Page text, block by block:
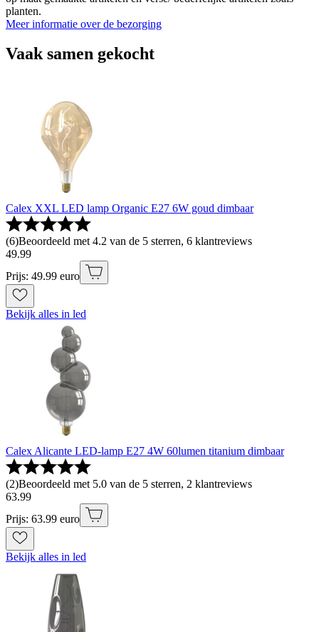
planten.
Meer informatie over de bezorging
Vaak samen gekocht
Calex XXL LED lamp Organic E27 6W goud dimbaar
(6)Beoordeeld met 4.2 van de 5 sterren, 6 klantreviews
49.99
Prijs: 49.99 euro
Bekijk alles in led
Calex Alicante LED-lamp E27 4W 60lumen titanium dimbaar
(2)Beoordeeld met 5.0 van de 5 sterren, 2 klantreviews
63.99
Prijs: 63.99 euro
Bekijk alles in led